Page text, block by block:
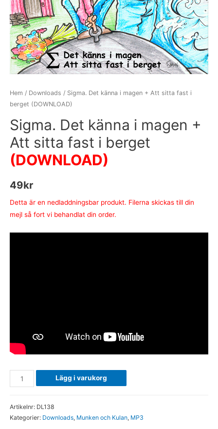
Hem / Downloads / Sigma. Det känna i magen + Att sitta fast i
berget (DOWNLOAD)
Sigma. Det känna i magen +
Att sitta fast i berget
(DOWNLOAD)
49kr
Detta är en nedladdningsbar produkt. Filerna skickas till din
mejl så fort vi behandlat din order.
Sigma.
Det
Lägg i varukorg
Artikelnr: DL138
Kategorier: Downloads, Munken och Kulan, MP3